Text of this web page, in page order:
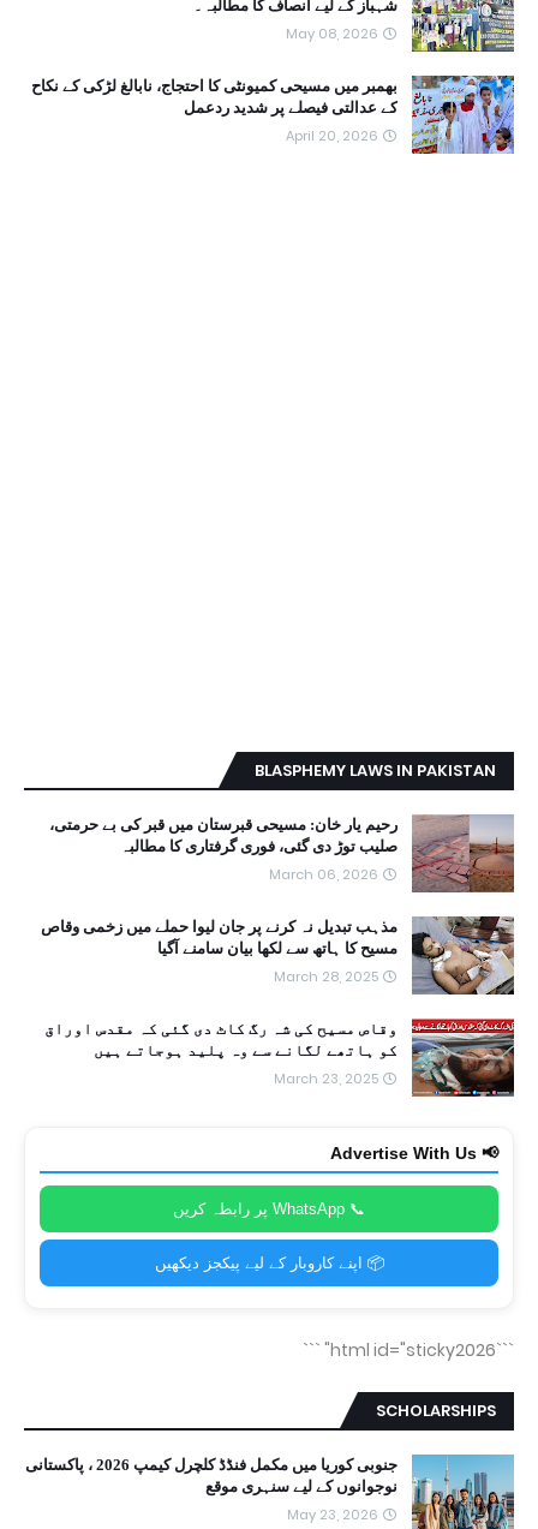
شہباز کے لیے انصاف کا مطالبہ۔
May 08, 2026
بھمبر میں مسیحی کمیونٹی کا احتجاج، نابالغ لڑکی کے نکاح
کے عدالتی فیصلے پر شدید ردعمل
April 20, 2026
BLASPHEMY LAWS IN PAKISTAN
رحیم یار خان: مسیحی قبرستان میں قبر کی بے حرمتی،
صلیب توڑ دی گئی، فوری گرفتاری کا مطالبہ
March 06, 2026
مذہب تبدیل نہ کرنے پر جان لیوا حملے میں زخمی وقاص
مسیح کا ہاتھ سے لکھا بیان سامنے آگیا
March 28, 2025
وقاص مسیح کی شہ رگ کاٹ دی گئی کہ مقدس اوراق
کو ہاتھے لگانے سے وہ پلید ہوجاتے ہیں
March 23, 2025
📢 Advertise With Us
📞 WhatsApp پر رابطہ کریں
📦 اپنے کاروبار کے لیے پیکجز دیکھیں
```html id="sticky2026"
```
SCHOLARSHIPS
جنوبی کوریا میں مکمل فنڈڈ کلچرل کیمپ 2026 ، پاکستانی
نوجوانوں کے لیے سنہری موقع
May 23, 2026